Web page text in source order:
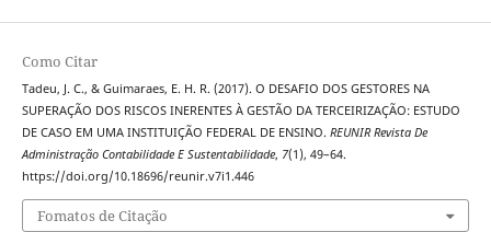
Como Citar
Tadeu, J. C., & Guimaraes, E. H. R. (2017). O DESAFIO DOS GESTORES NA
SUPERAÇÃO DOS RISCOS INERENTES À GESTÃO DA TERCEIRIZAÇÃO: ESTUDO
DE CASO EM UMA INSTITUIÇÃO FEDERAL DE ENSINO. REUNIR Revista De
Administração Contabilidade E Sustentabilidade, 7(1), 49–64.
https://doi.org/10.18696/reunir.v7i1.446
Fomatos de Citação